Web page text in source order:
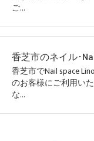
ご…
香芝市でNail space
のお客様にご利用い
な…